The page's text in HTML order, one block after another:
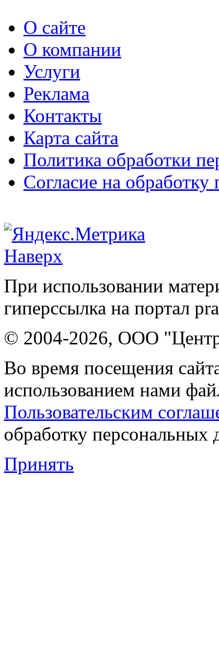
О сайте
О компании
Услуги
Реклама
Контакты
Карта сайта
Политика обработки
Согласие на
Наверх
При использовании
гиперссылка на портал
© 2004-2026, ООО "Центр
Во время посещения
использованием нами
Пользовательским
обработку персональных
Принять